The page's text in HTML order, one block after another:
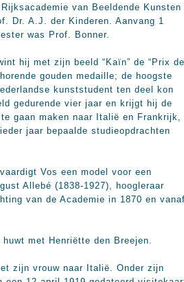
van Beeldende Kunsten
Dr. A.J. der Kinderen. Aanvang 1
was Prof. Bonner.
hij met zijn beeld “Kaïn” de “Prix de
gouden medaille; de hoogste
kunststudent ten deel kon
gedurende vier jaar en krijgt hij de
gaan maken naar Italië en Frankrijk,
jaar bepaalde studieopdrachten
Vos een model voor een
Allebé (1838-1927), hoogleraar
van de Academie in 1870 en
huwt met Henriëtte den Breejen.
zijn vrouw naar Italië. Onder zijn